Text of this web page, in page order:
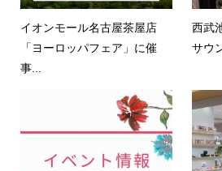
イオンモール名古屋茶屋店
「ヨーロッパフェア」に催
事...
西武
サウ